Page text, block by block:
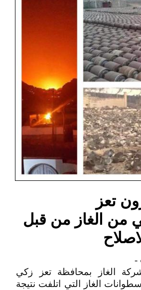
تعز
من الغاز من قبل
-
الغاز بمحافظة تعز زكي
الغاز التي اتلفت نتيجة